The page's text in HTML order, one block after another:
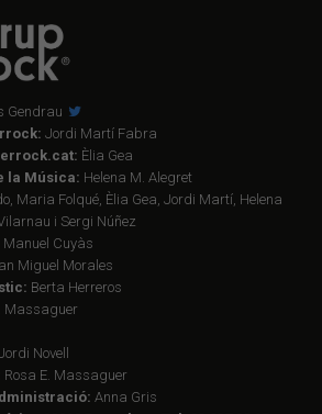
Gendrau
Jordi Martí Fabra
Èlia Gea
la Música: Helena M. Alegret
Maria Folqué, Èlia Gea, Jordi Martí, Helena
i Sergi Núñez
Manuel Cuyàs
Miguel Morales
Berta Herreros
Massaguer
Novell
Rosa E. Massaguer
Anna Gris